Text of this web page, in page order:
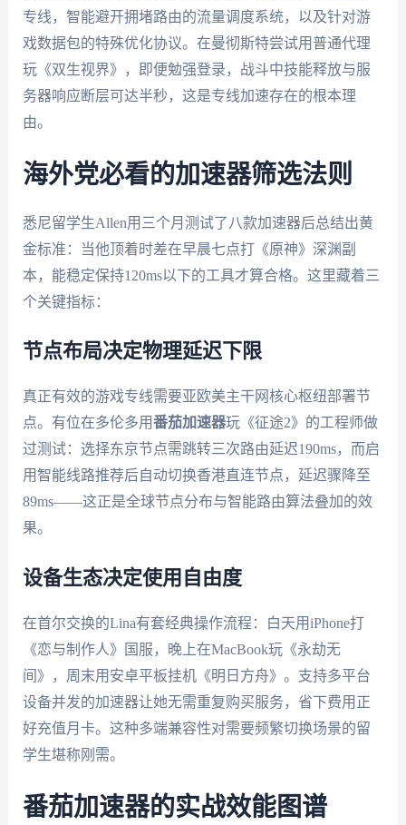
专线，智能避开拥堵路由的流量调度系统，以及针对游
戏数据包的特殊优化协议。在曼彻斯特尝试用普通代理
玩《双生视界》，即便勉强登录，战斗中技能释放与服
务器响应断层可达半秒，这是专线加速存在的根本理
由。
海外党必看的加速器筛选法则
悉尼留学生Allen用三个月测试了八款加速器后总结出黄
金标准：当他顶着时差在早晨七点打《原神》深渊副
本，能稳定保持120ms以下的工具才算合格。这里藏着三
个关键指标：
节点布局决定物理延迟下限
真正有效的游戏专线需要亚欧美主干网核心枢纽部署节
点。有位在多伦多用番茄加速器玩《征途2》的工程师做
过测试：选择东京节点需跳转三次路由延迟190ms，而启
用智能线路推荐后自动切换香港直连节点，延迟骤降至
89ms——这正是全球节点分布与智能路由算法叠加的效
果。
设备生态决定使用自由度
在首尔交换的Lina有套经典操作流程：白天用iPhone打
《恋与制作人》国服，晚上在MacBook玩《永劫无
间》，周末用安卓平板挂机《明日方舟》。支持多平台
设备并发的加速器让她无需重复购买服务，省下费用正
好充值月卡。这种多端兼容性对需要频繁切换场景的留
学生堪称刚需。
番茄加速器的实战效能图谱